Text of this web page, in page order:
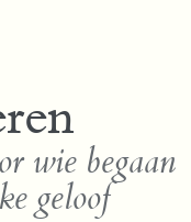
wie begaan
geloof